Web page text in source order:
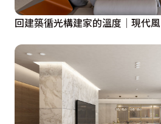
回建築循光構建家的溫度│現代風